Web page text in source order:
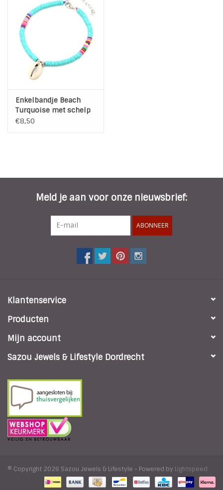
Enkelbandje Beach
Turquoise met schelp
€8,50
Meld je aan voor onze nieuwsbrief:
ABONNEER
Klantenservice
Producten
Mijn account
Sazou Jewels & Lifestyle Dordrecht
© Copyright 2026 Sazou Jewels & Lifestyle - Powered by Lightspeed